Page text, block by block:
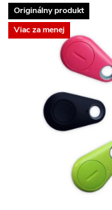
Originálny produkt
Viac za menej